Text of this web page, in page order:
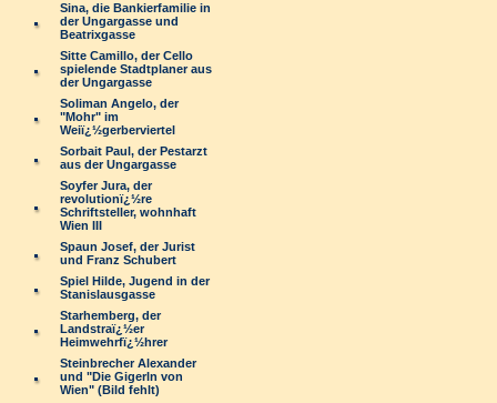
Sina, die Bankierfamilie in
der Ungargasse und
Beatrixgasse
Sitte Camillo, der Cello
spielende Stadtplaner aus
der Ungargasse
Soliman Angelo, der
"Mohr" im
Weiï¿½gerberviertel
Sorbait Paul, der Pestarzt
aus der Ungargasse
Soyfer Jura, der
revolutionï¿½re
Schriftsteller, wohnhaft
Wien III
Spaun Josef, der Jurist
und Franz Schubert
Spiel Hilde, Jugend in der
Stanislausgasse
Starhemberg, der
Landstraï¿½er
Heimwehrfï¿½hrer
Steinbrecher Alexander
und "Die Gigerln von
Wien" (Bild fehlt)